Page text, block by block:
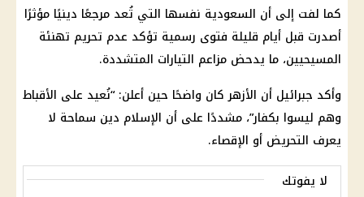
كما لفت إلى أن السعودية نفسها التي تُعد مرجعًا دينيًا مؤثرًا
أصدرت قبل أيام قليلة فتوى رسمية تؤكد عدم تحريم تهنئة
المسيحيين، ما يدحض مزاعم التيارات المتشددة.
وأكد جبرائيل أن الأزهر كان واضحًا حين أعلن: “نُعيد على الأقباط
وهم ليسوا بكفار”، مشددًا على أن الإسلام دين سماحة لا
يعرف التحريض أو الإقصاء.
لا يفوتك